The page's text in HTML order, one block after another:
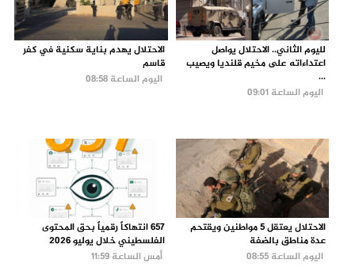
لليوم الثاني.. الاحتلال يواصل
اعتداءاته على مخيم قلنديا ويصيب
...
اليوم الساعة 09:01
الاحتلال يهدم بناية سكنية في كفر
قاسم
اليوم الساعة 08:58
الاحتلال يعتقل 5 مواطنين ويقتحم
عدة مناطق بالضفة
اليوم الساعة 08:55
657 انتهاكاً رقمياً بحق المحتوى
الفلسطيني خلال يوليو 2026
أمس الساعة 11:59